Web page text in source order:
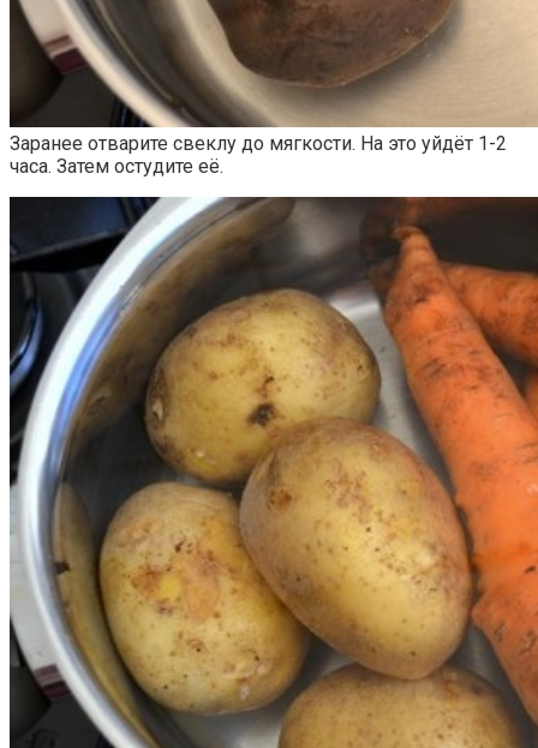
Заранее отварите свеклу до мягкости. На это уйдёт 1-2
часа. Затем остудите её.